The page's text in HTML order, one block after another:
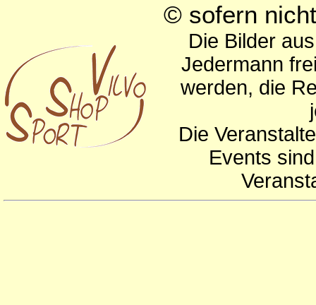
© sofern
Die Bilder
Jedermann
werden, die
Die
Events